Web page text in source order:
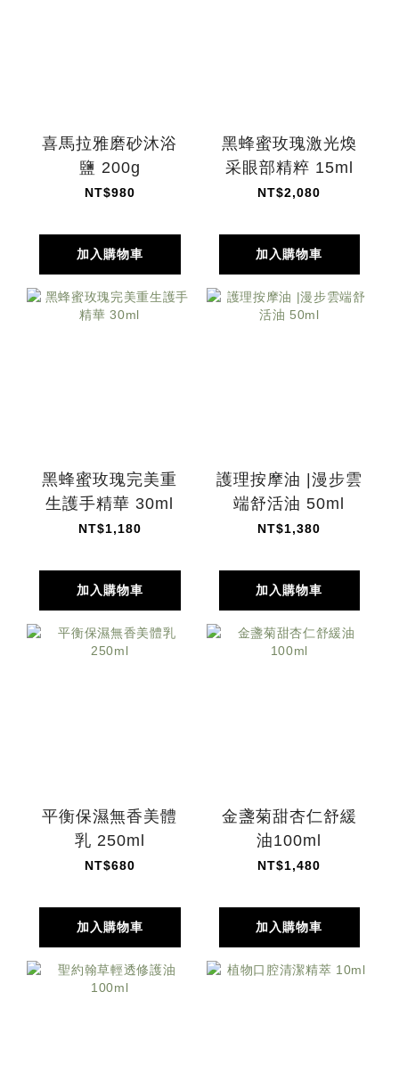
喜馬拉雅磨砂沐浴
鹽 200g
NT$980
加入購物車
黑蜂蜜玫瑰激光煥
采眼部精粹 15ml
NT$2,080
加入購物車
黑蜂蜜玫瑰完美重
生護手精華 30ml
NT$1,180
加入購物車
護理按摩油 |漫步雲
端舒活油 50ml
NT$1,380
加入購物車
平衡保濕無香美體
乳 250ml
NT$680
加入購物車
金盞菊甜杏仁舒緩
油100ml
NT$1,480
加入購物車